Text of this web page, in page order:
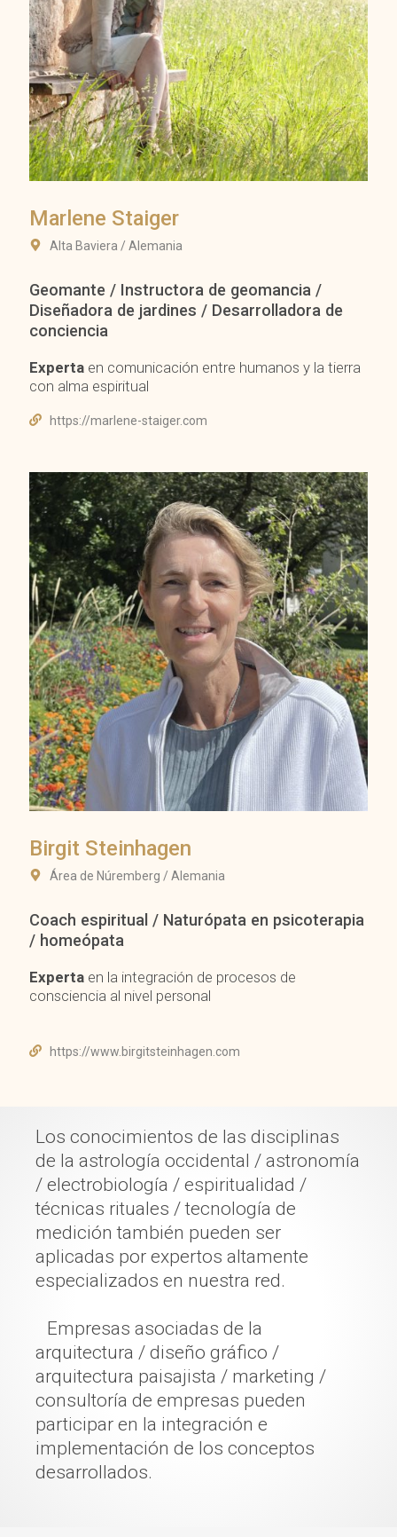
Marlene Staiger
Alta Baviera / Alemania
Geomante / Instructora de geomancia /
Diseñadora de jardines / Desarrolladora de
conciencia
Experta en comunicación entre humanos y la tierra
con alma espiritual
https://marlene-staiger.com
Birgit Steinhagen
Área de Núremberg / Alemania
Coach espiritual / Naturópata en psicoterapia
/ homeópata
Experta en la integración de procesos de
consciencia al nivel personal
https://www.birgitsteinhagen.com
Los conocimientos de las disciplinas
de la astrología occidental / astronomía
/ electrobiología / espiritualidad /
técnicas rituales / tecnología de
medición también pueden ser
aplicadas por expertos altamente
especializados en nuestra red.
Empresas asociadas de la
arquitectura / diseño gráfico /
arquitectura paisajista / marketing /
consultoría de empresas pueden
participar en la integración e
implementación de los conceptos
desarrollados.